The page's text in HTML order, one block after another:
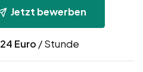
Jetzt bewerben
24 Euro / Stunde